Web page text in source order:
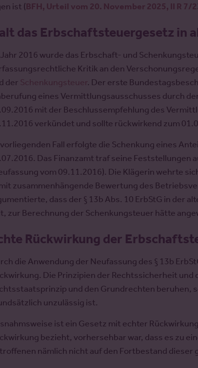
ist (BFH, Urteil vom 20. November 2025, II R 7/
das Erbschaftsteuergesetz in
Jahr 2016 wurde das Erbschaft- und
Kritik an den
der Schenkungsteuer. Der erste
eines Vermittlungsausschusses durch
mit der Beschlussempfehlung des
verkündet und sollte rückwirkend zum
vorliegenden Fall erfolgte die Schenkung eines
Das Finanzamt traf seine Feststellungen
vom 09.11.2016). Die Klägerin wehrte
zusammenhängende Bewertung des
dass der § 13b Abs. 10 ErbStG in der
zur Berechnung der Schenkungsteuer hätte
Rückwirkung der
die Anwendung der Neufassung des § 13b
Die Prinzipien der Rechtssicherheit
und den Grundrechten beruhen,
unzulässig ist.
ist ein Gesetz mit echter
bezieht, vorhersehbar war, dass es zu
nämlich nicht auf den Fortbestand dieser